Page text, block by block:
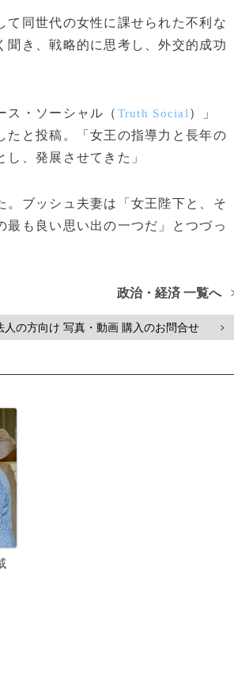
同世代の女性に課せられた不利な
き、戦略的に思考し、外交的成功
・ソーシャル（ Truth Social ）」
たと投稿。「女王の指導力と長年の
、発展させてきた」
ブッシュ夫妻は「女王陛下と、そ
最も良い思い出の一つだ」とつづっ
政治・経済 一覧へ
人の方向け 写真・動画 購入のお問合せ >